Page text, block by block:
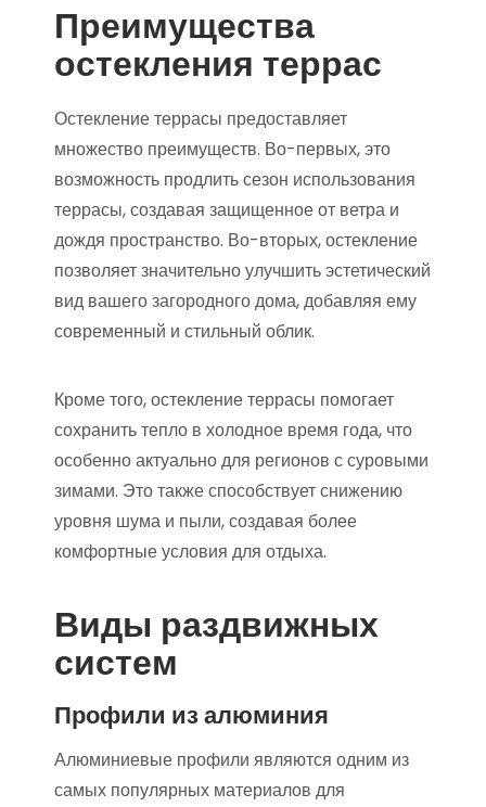
Преимущества
остекления террас
Остекление террасы предоставляет
множество преимуществ. Во-первых, это
возможность продлить сезон использования
террасы, создавая защищенное от ветра и
дождя пространство. Во-вторых, остекление
позволяет значительно улучшить эстетический
вид вашего загородного дома, добавляя ему
современный и стильный облик.
Кроме того, остекление террасы помогает
сохранить тепло в холодное время года, что
особенно актуально для регионов с суровыми
зимами. Это также способствует снижению
уровня шума и пыли, создавая более
комфортные условия для отдыха.
Виды раздвижных
систем
Профили из алюминия
Алюминиевые профили являются одним из
самых популярных материалов для